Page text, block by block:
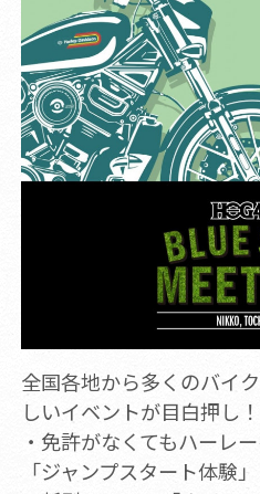
全国各地から多くのバイ
しいイベントが目白押し！
・免許がなくてもハーレ
「ジャンプスタート体験」